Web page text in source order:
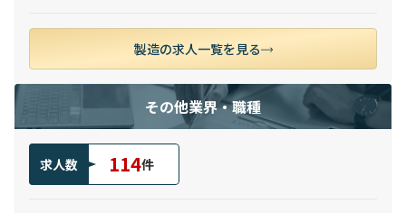
製造の求人一覧を見る
その他業界・職種
求人数 114件